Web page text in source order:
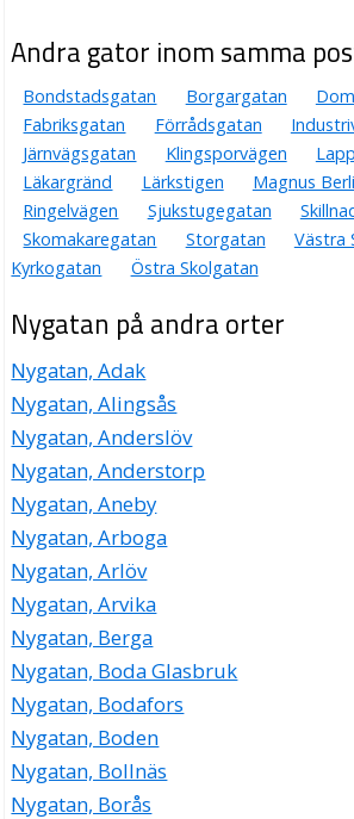
Andra gator inom samma
Bondstadsgatan Borgargatan
Fabriksgatan
Förrådsgatan
Järnvägsgatan
Klingsporvägen
Läkargränd
Lärkstigen Magnus
Ringelvägen
Sjukstugegatan
Skomakaregatan
Storgatan Västra
Kyrkogatan
Östra Skolgatan
Nygatan på andra orter
Nygatan, Adak
Nygatan, Alingsås
Nygatan, Anderslöv
Nygatan, Anderstorp
Nygatan, Aneby
Nygatan, Arboga
Nygatan, Arlöv
Nygatan, Arvika
Nygatan, Berga
Nygatan, Boda Glasbruk
Nygatan, Bodafors
Nygatan, Boden
Nygatan, Bollnäs
Nygatan, Borås